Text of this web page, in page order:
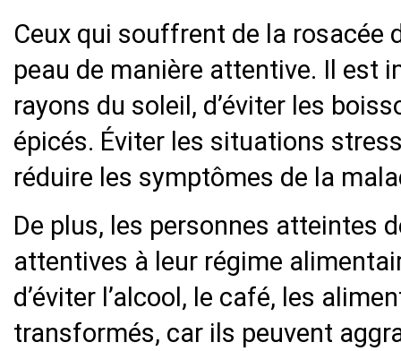
Ceux qui souffrent de la rosacée
peau de manière attentive. Il est
rayons du soleil, d’éviter les
épicés. Éviter les situations
réduire les symptômes de la
De plus, les personnes atteintes
attentives à leur régime
d’éviter l’alcool, le café, les
transformés, car ils peuvent